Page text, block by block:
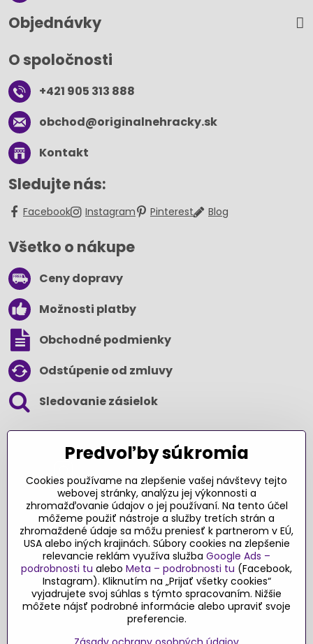
Objednávky
O spoločnosti
+421 905 313 888
obchod​@originalnehracky​.sk
Kontakt
Sledujte nás:
Facebook Instagram Pinterest Blog
Všetko o nákupe
Ceny dopravy
Možnosti platby
Obchodné podmienky
Odstúpenie od zmluvy
Sledovanie zásielok
Ďakujeme za podporu
Sme slovenský e-shop​. Fungujeme len
vďaka vám – rodičom a všetkým, ktorí veria
v poctivý výber kvalitných hračiek s
pridanou hodnotou​. Každý nákup na
Originalnehracky​.sk je pre nás podporou a
motiváciou prinášať hračky a produkty,
ktoré majú zmysel​.
Predvoľby súkromia
Cookies používame na zlepšenie vašej návštevy tejto
webovej stránky, analýzu jej výkonnosti a
zhromažďovanie údajov o jej používaní. Na tento účel
môžeme použiť nástroje a služby tretích strán a
zhromaždené údaje sa môžu preniesť k partnerom v EÚ,
USA alebo iných krajinách. Súbory cookies na zlepšenie
relevancie reklám využíva služba Google Ads –
podrobnosti tu alebo Meta – podrobnosti tu (Facebook,
Instagram). Kliknutím na „Prijať všetky cookies“
vyjadrujete svoj súhlas s týmto spracovaním. Nižšie
môžete nájsť podrobné informácie alebo upraviť svoje
preferencie.